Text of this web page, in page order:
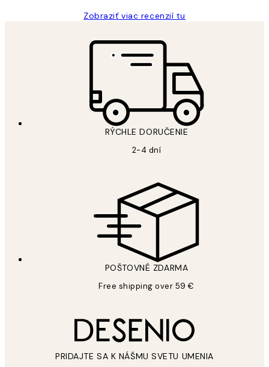
Zobraziť viac recenzií tu
RÝCHLE DORUČENIE
2-4 dní
POŠTOVNÉ ZDARMA
Free shipping over 59 €
PRIDAJTE SA K NÁŠMU SVETU UMENIA